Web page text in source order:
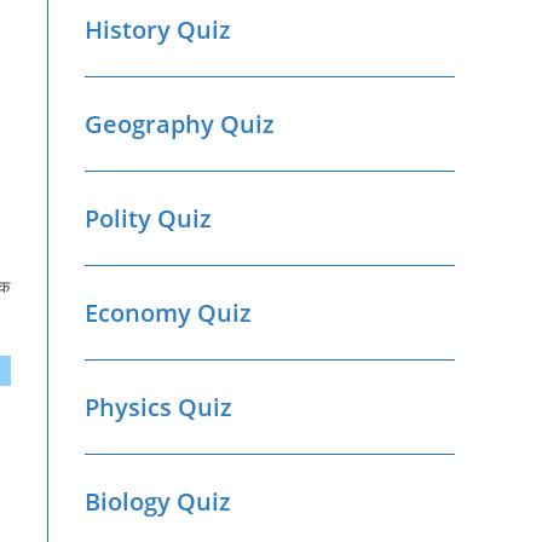
History Quiz
Geography Quiz
Polity Quiz
Economy Quiz
Physics Quiz
Biology Quiz